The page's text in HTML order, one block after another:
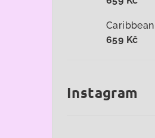
659 Kč
Instagram